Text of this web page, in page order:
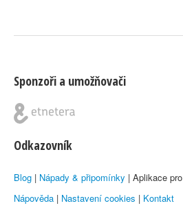
Sponzoři a umožňovači
Odkazovník
Blog | Nápady & připomínky | Aplikace pro
Nápověda | Nastavení cookies | Kontakt